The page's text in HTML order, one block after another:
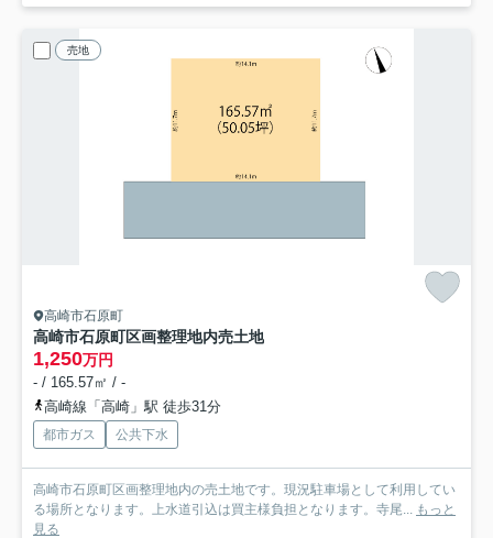
売地
高崎市石原町
高崎市石原町区画整理地内売土地
1,250万円
- / 165.57㎡ / -
高崎線「高崎」駅 徒歩31分
都市ガス 公共下水
高崎市石原町区画整理地内の売土地です。現況駐車場として利用してい
る場所となります。上水道引込は買主様負担となります。寺尾... もっと
見る